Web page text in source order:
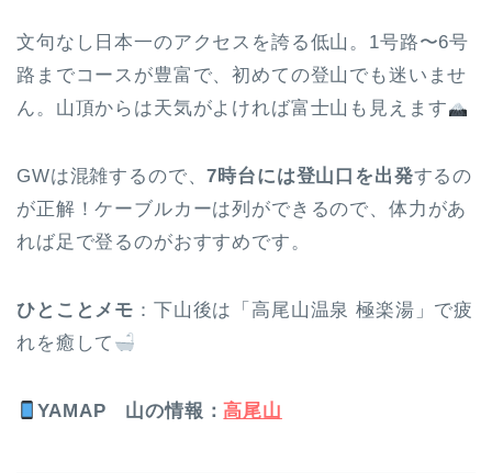
文句なし日本一のアクセスを誇る低山。1号路〜6号
路までコースが豊富で、初めての登山でも迷いませ
ん。山頂からは天気がよければ富士山も見えます
GWは混雑するので、7時台には登山口を出発するの
が正解！ケーブルカーは列ができるので、体力があ
れば足で登るのがおすすめです。
ひとことメモ ：下山後は「高尾山温泉 極楽湯」で疲
れを癒して
YAMAP 山の情報： 高尾山